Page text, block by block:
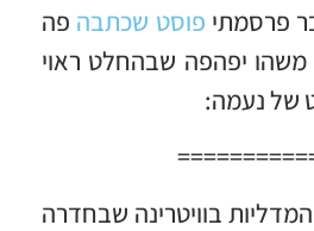
פרסמתי פוסט שכתבה פה
יפהפה שבהחלט ראוי
של נעמה:
בוויטרינה שבחדרה